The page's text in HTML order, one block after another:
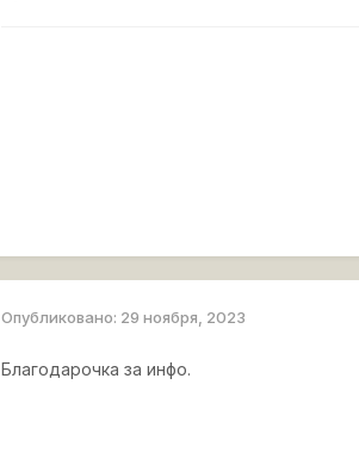
Опубликовано: 29 ноября, 2023
Благодарочка за инфо.